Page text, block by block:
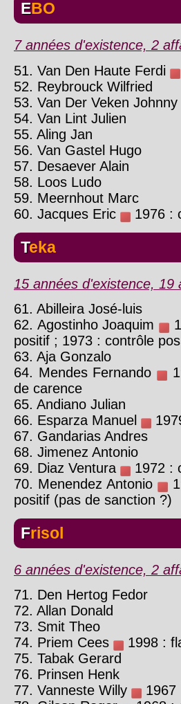
EBO
7 années d'existence, 2
51. Van Den Haute Ferdi
52. Reybrouck Wilfried
53. Van Der Veken Johnny
54. Van Lint Julien
55. Aling Jan
56. Van Gastel Hugo
57. Desaever Alain
58. Loos Ludo
59. Meernhout Marc
60. Jacques Eric
1976 :
Teka
15 années d'existence,
61. Abilleira José-luis
62. Agostinho Joaquim
positif ; 1973 : contrôle
63. Aja Gonzalo
64. Mendes Fernando
de carence
65. Andiano Julian
66. Esparza Manuel
67. Gandarias Andres
68. Jimenez Antonio
69. Diaz Ventura
1972 :
70. Menendez Antonio
positif (pas de sanction ?)
Frisol
6 années d'existence, 2
71. Den Hertog Fedor
72. Allan Donald
73. Smit Theo
74. Priem Cees
1998 :
75. Tabak Gerard
76. Prinsen Henk
77. Vanneste Willy
1967